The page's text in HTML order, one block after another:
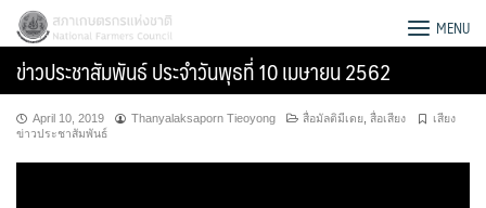
Skip
content
สภาเกษตรกรแห่งชาติ MENU
ข่าวประชาสัมพันธ์ ประจำวันพุธที่ 10 เมษายน 2562
April 10, 2019 Thanyalaksaporn Tieoyong สื่อมัลติมีเดย สื่อเสียง
เสียง
ข่าวประชาสัมพันธ์